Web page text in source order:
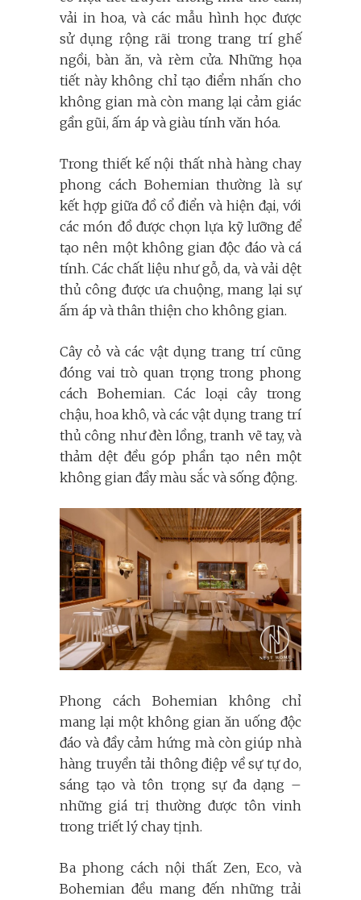
vải in hoa, và các mẫu hình học được
sử dụng rộng rãi trong trang trí ghế
ngồi, bàn ăn, và rèm cửa. Những họa
tiết này không chỉ tạo điểm nhấn cho
không gian mà còn mang lại cảm giác
gần gũi, ấm áp và giàu tính văn hóa.
Trong thiết kế nội thất nhà hàng chay
phong cách Bohemian thường là sự
kết hợp giữa đồ cổ điển và hiện đại, với
các món đồ được chọn lựa kỹ lưỡng để
tạo nên một không gian độc đáo và cá
tính. Các chất liệu như gỗ, da, và vải dệt
thủ công được ưa chuộng, mang lại sự
ấm áp và thân thiện cho không gian.
Cây cỏ và các vật dụng trang trí cũng
đóng vai trò quan trọng trong phong
cách Bohemian. Các loại cây trong
chậu, hoa khô, và các vật dụng trang trí
thủ công như đèn lồng, tranh vẽ tay, và
thảm dệt đều góp phần tạo nên một
không gian đầy màu sắc và sống động.
Phong cách Bohemian không chỉ
mang lại một không gian ăn uống độc
đáo và đầy cảm hứng mà còn giúp nhà
hàng truyền tải thông điệp về sự tự do,
sáng tạo và tôn trọng sự đa dạng –
những giá trị thường được tôn vinh
trong triết lý chay tịnh.
Ba phong cách nội thất Zen, Eco, và
Bohemian đều mang đến những trải